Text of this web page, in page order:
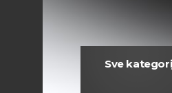
Sve